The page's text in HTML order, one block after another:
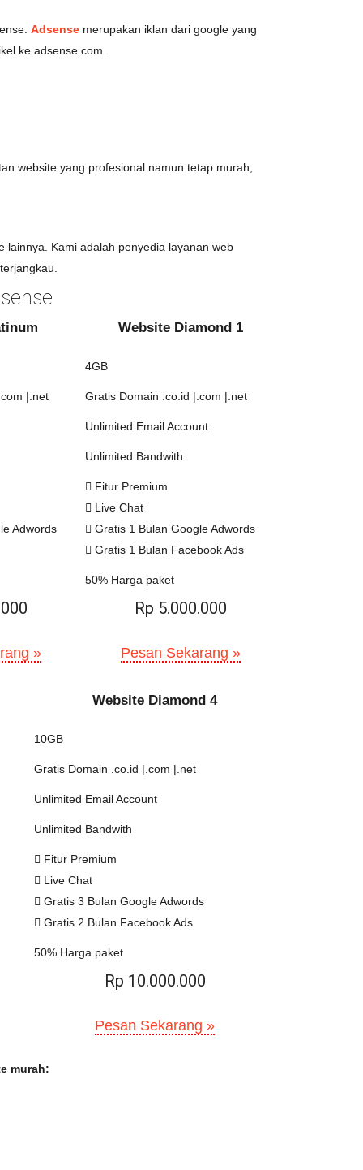
Adsense merupakan iklan dari google yang
ke adsense.com.
website yang profesional namun tetap murah,
lainnya. Kami adalah penyedia layanan web
Website Diamond 1
4GB
|.net Gratis Domain .co.id |.com |.net
Unlimited Email Account
Unlimited Bandwith
Adwords
Fitur Premium
Live Chat
Gratis 1 Bulan Google Adwords
Gratis 1 Bulan Facebook Ads
50% Harga paket
Rp 5.000.000
» Pesan Sekarang »
Website Diamond 4
10GB
Gratis Domain .co.id |.com |.net
Unlimited Email Account
Unlimited Bandwith
Fitur Premium
Live Chat
Gratis 3 Bulan Google Adwords
Gratis 2 Bulan Facebook Ads
50% Harga paket
Rp 10.000.000
Pesan Sekarang »
murah: